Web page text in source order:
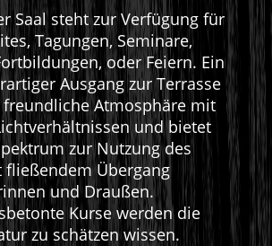
Saal steht zur Verfügung für
Tagungen, Seminare,
oder Feiern. Ein
Ausgang zur Terrasse
Atmosphäre mit
und bietet
zur Nutzung des
fließendem Übergang
und Draußen.
Kurse werden die
zu schätzen wissen.